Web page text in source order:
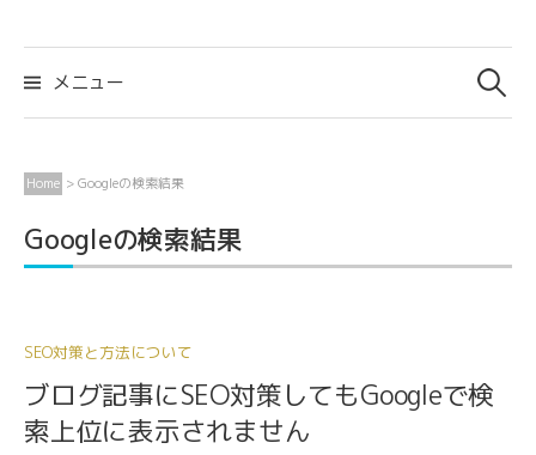
メニュー
検
索:
Home >Googleの検索結果
Googleの検索結果
SEO対策と方法について
ブログ記事にSEO対策してもGoogleで検
索上位に表示されません